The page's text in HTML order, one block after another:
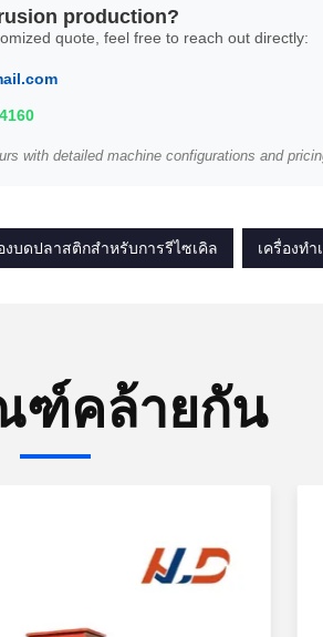
production?
quote, feel free to reach out directly:
with detailed machine configurations and
งบดปลาสติกสําหรับการรีไซเคิล เครื่องทํ
ฑ์คล้ายกัน